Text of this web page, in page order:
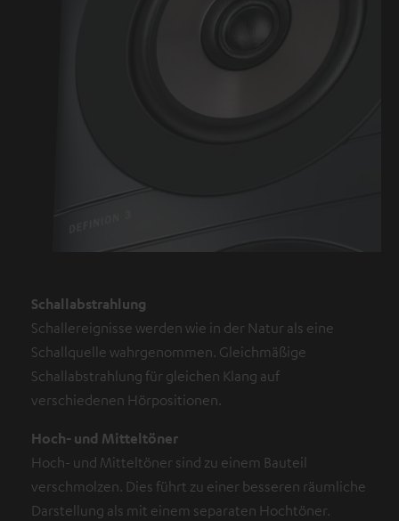
Schallabstrahlung
Schallereignisse werden wie in der Natur als eine
Schallquelle wahrgenommen. Gleichmäßige
Schallabstrahlung für gleichen Klang auf
verschiedenen Hörpositionen.
Hoch- und Mitteltöner
Hoch- und Mitteltöner sind zu einem Bauteil
verschmolzen. Dies führt zu einer besseren räumliche
Darstellung als mit einem separaten Hochtöner.